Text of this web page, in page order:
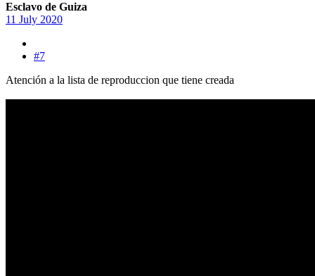
Esclavo de Guiza
11 July 2020
#7
Atención a la lista de reproduccion que tiene creada